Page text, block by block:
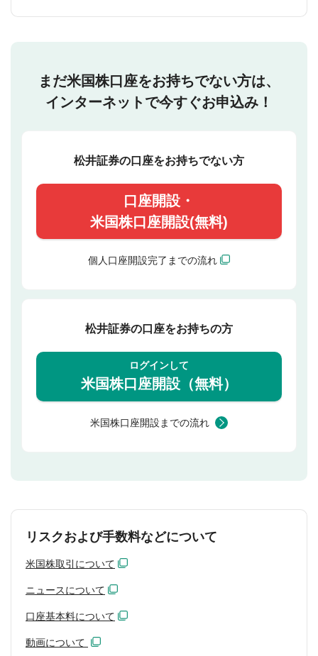
まだ米国株口座をお持ちでない方は、
インターネットで今すぐお申込み！
松井証券の口座をお持ちでない方
口座開設・
米国株口座開設(無料)
個人口座開設完了までの流れ
松井証券の口座をお持ちの方
ログインして
米国株口座開設（無料）
米国株口座開設までの流れ
リスクおよび手数料などについて
米国株取引について
ニュースについて
口座基本料について
動画について